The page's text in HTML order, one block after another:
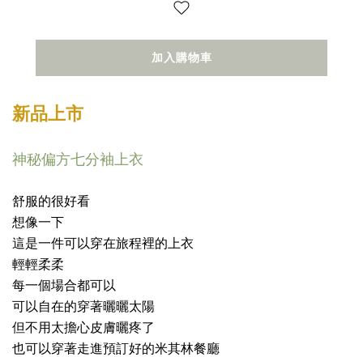
加入購物車
新品上市
神秘偏方七分袖上衣
舒服的很好看
想像一下
這是一件可以穿在旅程裡的上衣
輕輕柔柔
每一個場合都可以
可以自在的穿著曬曬太陽
但不用太擔心皮膚曬疼了
也可以穿著走進預訂好的米其林餐廳